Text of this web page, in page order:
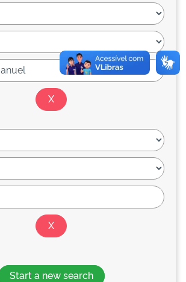
Start a new search